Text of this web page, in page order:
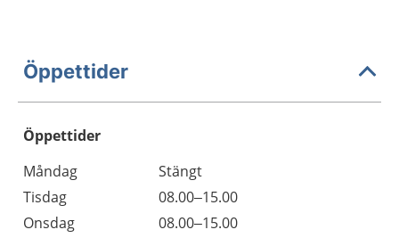
Öppettider
Öppettider
Dag
Öppettider
Kommentarer
Måndag
Stängt
Tisdag
08.00–15.00
Onsdag
08.00–15.00